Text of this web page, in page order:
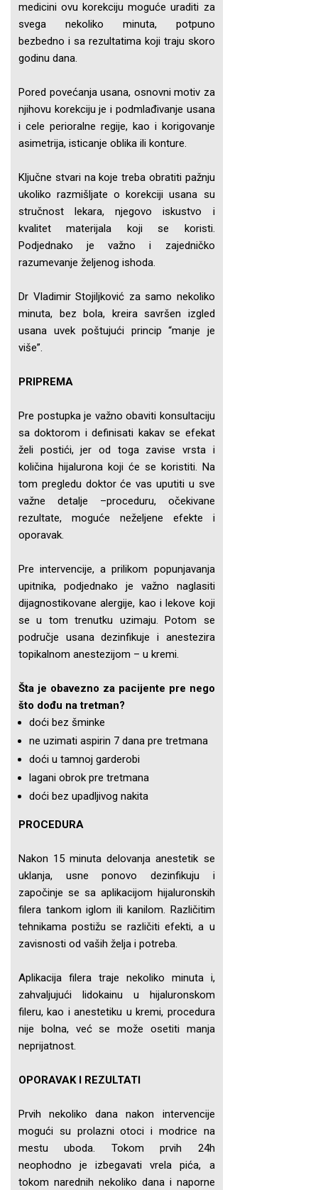
medicini ovu korekciju moguće uraditi za
svega nekoliko minuta, potpuno
bezbedno i sa rezultatima koji traju skoro
godinu dana.
Pored povećanja usana, osnovni motiv za
njihovu korekciju je i podmlađivanje usana
i cele perioralne regije, kao i korigovanje
asimetrija, isticanje oblika ili konture.
Ključne stvari na koje treba obratiti pažnju
ukoliko razmišljate o korekciji usana su
stručnost lekara, njegovo iskustvo i
kvalitet materijala koji se koristi.
Podjednako je važno i zajedničko
razumevanje željenog ishoda.
Dr Vladimir Stojiljković za samo nekoliko
minuta, bez bola, kreira savršen izgled
usana uvek poštujući princip “manje je
više”.
PRIPREMA
Pre postupka je važno obaviti konsultaciju
sa doktorom i definisati kakav se efekat
želi postići, jer od toga zavise vrsta i
količina hijalurona koji će se koristiti. Na
tom pregledu doktor će vas uputiti u sve
važne detalje –proceduru, očekivane
rezultate, moguće neželjene efekte i
oporavak.
Pre intervencije, a prilikom popunjavanja
upitnika, podjednako je važno naglasiti
dijagnostikovane alergije, kao i lekove koji
se u tom trenutku uzimaju. Potom se
područje usana dezinfikuje i anestezira
topikalnom anestezijom – u kremi.
Šta je obavezno za pacijente pre nego
što dođu na tretman?
doći bez šminke
ne uzimati aspirin 7 dana pre tretmana
doći u tamnoj garderobi
lagani obrok pre tretmana
doći bez upadljivog nakita
PROCEDURA
Nakon 15 minuta delovanja anestetik se
uklanja, usne ponovo dezinfikuju i
započinje se sa aplikacijom hijaluronskih
filera tankom iglom ili kanilom. Različitim
tehnikama postižu se različiti efekti, a u
zavisnosti od vaših želja i potreba.
Aplikacija filera traje nekoliko minuta i,
zahvaljujući lidokainu u hijaluronskom
fileru, kao i anestetiku u kremi, procedura
nije bolna, već se može osetiti manja
neprijatnost.
OPORAVAK I REZULTATI
Prvih nekoliko dana nakon intervencije
mogući su prolazni otoci i modrice na
mestu uboda. Tokom prvih 24h
neophodno je izbegavati vrela pića, a
tokom narednih nekoliko dana i naporne